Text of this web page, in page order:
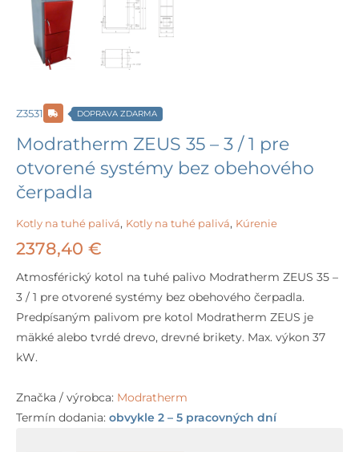
Z3531 DOPRAVA ZDARMA
Modratherm ZEUS 35 – 3 / 1 pre
otvorené systémy bez obehového
čerpadla
Kotly na tuhé palivá, Kotly na tuhé palivá, Kúrenie
2378,40 €
Atmosférický kotol na tuhé palivo Modratherm ZEUS 35 –
3 / 1 pre otvorené systémy bez obehového čerpadla.
Predpísaným palivom pre kotol Modratherm ZEUS je
mäkké alebo tvrdé drevo, drevné brikety. Max. výkon 37
kW.
Značka / výrobca: Modratherm
Termín dodania: obvykle 2 – 5 pracovných dní